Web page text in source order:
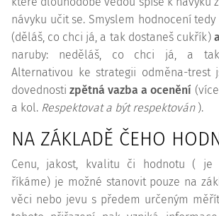
návyku učit se. Smyslem hodnocení
(děláš, co chci já, a tak dostaneš cukřík)
naruby: neděláš, co chci já, a
Alternativou ke strategii odměna-trest
dovednostizpětná vazba a ocenění
a kol. Respektovat a být respektován).
NA ZÁKLADĚ ČEHO
Cenu, jakost, kvalitu či hodnotu ( je
říkáme) je možné stanovit pouze na
věci nebo jevu s předem určeným